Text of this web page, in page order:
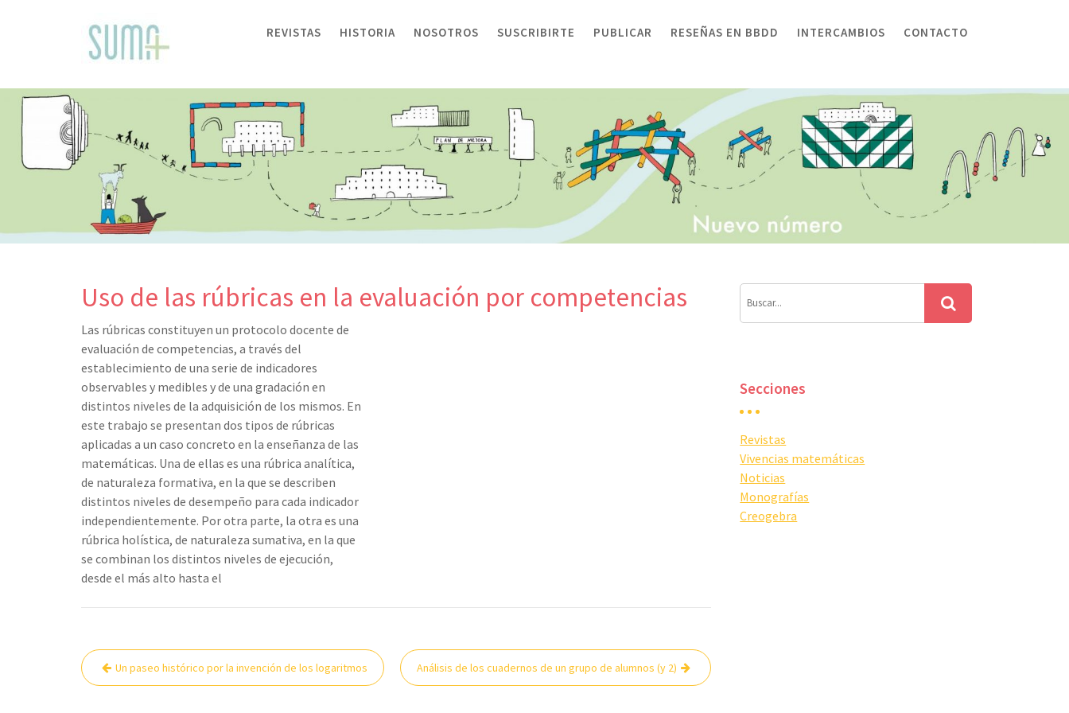
REVISTAS HISTORIA NOSOTROS SUSCRIBIRTE PUBLICAR RESEÑAS EN BBDD INTERCAMBIOS CONTACTO
Uso de las rúbricas en la evaluación por competencias
Las rúbricas constituyen un protocolo docente de
evaluación de competencias, a través del
establecimiento de una serie de indicadores
observables y medibles y de una gradación en
distintos niveles de la adquisición de los mismos. En
este trabajo se presentan dos tipos de rúbricas
aplicadas a un caso concreto en la enseñanza de las
matemáticas. Una de ellas es una rúbrica analítica,
de naturaleza formativa, en la que se describen
distintos niveles de desempeño para cada indicador
independientemente. Por otra parte, la otra es una
rúbrica holística, de naturaleza sumativa, en la que
se combinan los distintos niveles de ejecución,
desde el más alto hasta el
Navegación
de
Un paseo histórico por la invención de los logaritmos Análisis de los cuadernos de un grupo de alumnos (y 2)
Secciones
Revistas
Vivencias matemáticas
Noticias
Monografías
Creogebra